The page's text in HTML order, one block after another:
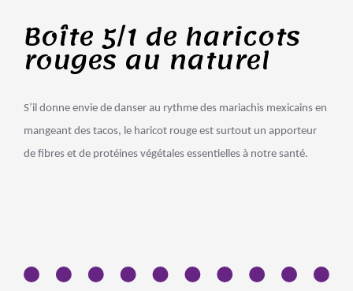
Boîte 5/1 de haricots
rouges au naturel
S’il donne envie de danser au rythme des mariachis mexicains en
mangeant des tacos, le haricot rouge est surtout un apporteur
de fibres et de protéines végétales essentielles à notre santé.